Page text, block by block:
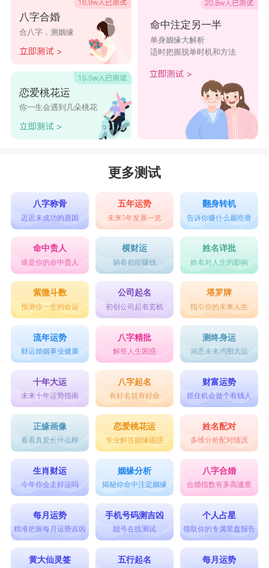
王姓女孩名字大全好听
01、王浩诚、王沁暄、王奕童、王兰嫣、王苑兰
02、王言旭、王盈莹、王如清、王筠芙、王卉红
03、王天亮、王雅思、王文可、王茵铃、王橙仟
04、王梦以、王沫瑄、王安蒂、王雪靖、王雯思
05、王昕晓、王霖泽、王雨娜、王青寒、王萱青
07、王晓蓓、王哲予、王诗媛、王珊欣、王西念
08、王雯婕、王若家、王语礼、王梨茹、王新斯
09、王柏宇、王千云、王琳溪、王春璇、王澜萍
10、王艺洁、王慧哲、王柔生、王夏嘉、王蕾佳
11、王荣丰、王宸翰、王尚慈、王竹娜、王虞语
12、王语皓、王曦文、王涵怡、王兰瑜、王派汝
13、王屹源、王姝婷、王美妤、王盈瑜、王萱岚
14、王鹏俊、王德钧、王芷沅、王甜净、王素艳
15、王思延、王林鸿、王司鹿、王紫雪、王海琪
王姓起源和来历
1、源出姬姓
周灵王之子太子晋，称王子晋，因值谏而被废为平
民。其子宗敬仍在朝中任司徒之职，时人因其是王
族的后代便称为“王家”，这支族人遂以王为氏。先
秦时期，这支王姓一直活跃于河南洛阳一带，秦末
汉初，王离之子王元和王威，为避战乱分别迁徙至
山东琅琊、山西太原，最终发展成琅琊王氏和太原
王氏的两大王姓望族。
2、源出子姓
八字合婚
合八字，测姻缘
恋爱桃花运
你一生会遇到几朵桃花
命中注定另一半
单身姻缘大解析
适时把握脱单时机和方法
更多测试
八字称骨
迟迟未成功的原因
五年运势
未来5年发展一览
翻身转机
告诉你赚什么最吃香
命中贵人
谁是你的命中贵人
横财运
躺着都能赚钱
姓名详批
姓名对人生的影响
紫微斗数
预测你一生的命运
公司起名
初创公司起名玄机
塔罗牌
指引你的未来人生
流年运势
财运婚姻事业健康
八字精批
解答人生困惑
测终身运
洞悉未来鸿图大运
十年大运
未来十年运势指南
八字起名
有好名就有好命
财富运势
抓住机会做个有钱人
正缘画像
看看真爱长什么样
恋爱桃花运
专业解答姻缘困惑
姓名配对
多维分析配对情况
生肖财运
今年你会走好运吗
姻缘分析
揭秘你命中注定姻缘
八字合婚
合婚指数有多高速查
每月运势
精准把握每月运势吉凶
手机号码测吉凶
靓号在线测试
个人占星
领取你的专属星盘报告
黄大仙灵签 五行起名 每月运势